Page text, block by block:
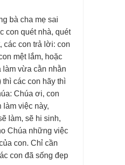
bà cha mẹ sai
con quét nhà, quét
các con trả lời: con
mệt lắm, hoặc
làm vừa cằn nhằn
thì các con hãy thì
Chúa ơi, con
làm việc này,
làm, sẽ hi sinh,
Chúa những việc
con. Chỉ cần
con đã sống đẹp